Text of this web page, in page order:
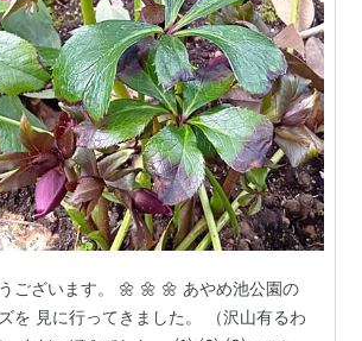
ございます。 🌼 🌼 🌼 あやめ池公園の
を 見に行ってきました。 （沢山有るわ